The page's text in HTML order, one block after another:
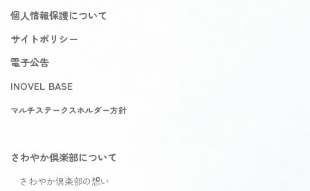
個人情報保護について
サイトポリシー
電子公告
INOVEL BASE
マルチステークスホルダー方針
さわやか倶楽部について
さわやか倶楽部の想い